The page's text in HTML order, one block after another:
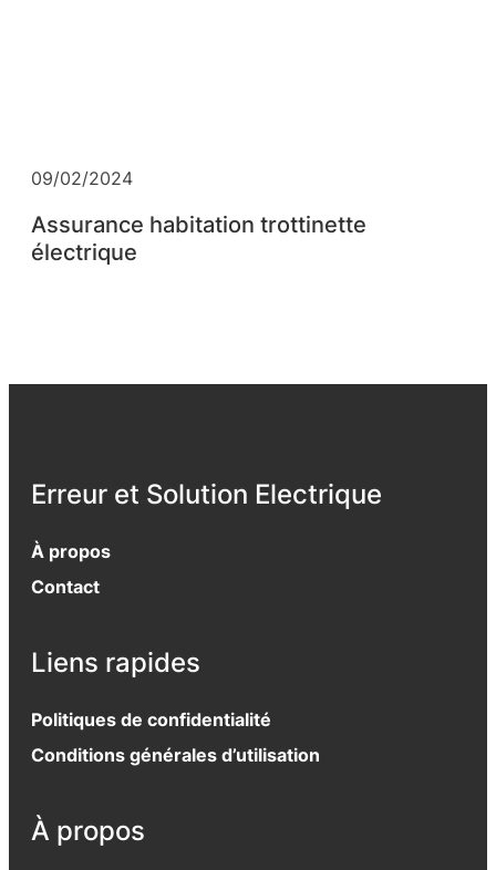
09/02/2024
Assurance habitation trottinette
électrique
Erreur et Solution Electrique
À propos
Contact
Liens rapides
Politiques de confidentialité
Conditions générales d’utilisation
À propos